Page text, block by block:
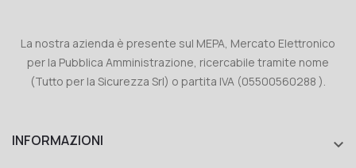
La nostra azienda è presente sul MEPA, Mercato Elettronico
per la Pubblica Amministrazione, ricercabile tramite nome
(Tutto per la Sicurezza Srl) o partita IVA (05500560288 ).
INFORMAZIONI 